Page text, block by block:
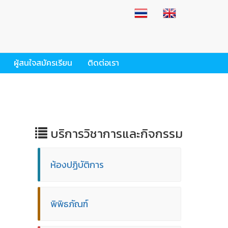
ผู้สนใจสมัครเรียน ติดต่อเรา
บริการวิชาการและกิจกรรม
ห้องปฏิบัติการ
พิพิธภัณฑ์